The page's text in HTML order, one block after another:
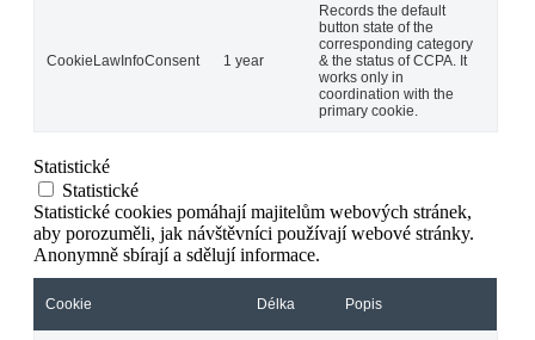
CookieLawInfoConsent 1 year
Records the default
button state of the
corresponding category
& the status of CCPA. It
works only in
coordination with the
primary cookie.
Statistické
Statistické
Statistické cookies pomáhají majitelům webových stránek,
aby porozuměli, jak návštěvníci používají webové stránky.
Anonymně sbírají a sdělují informace.
Cookie Délka Popis